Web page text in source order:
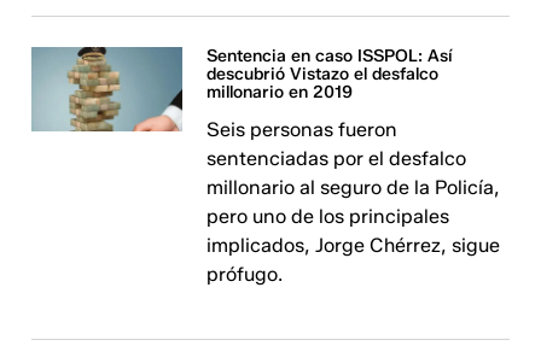
Sentencia en caso ISSPOL: Así
descubrió Vistazo el desfalco
millonario en 2019
Seis personas fueron
sentenciadas por el desfalco
millonario al seguro de la Policía,
pero uno de los principales
implicados, Jorge Chérrez, sigue
prófugo.